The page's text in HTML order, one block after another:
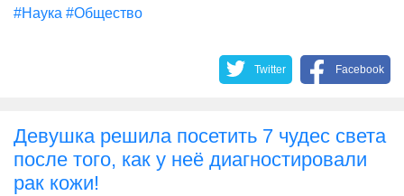
#Наука #Общество
Twitter Facebook
Девушка решила посетить 7 чудес света
после того, как у неё диагностировали
рак кожи!